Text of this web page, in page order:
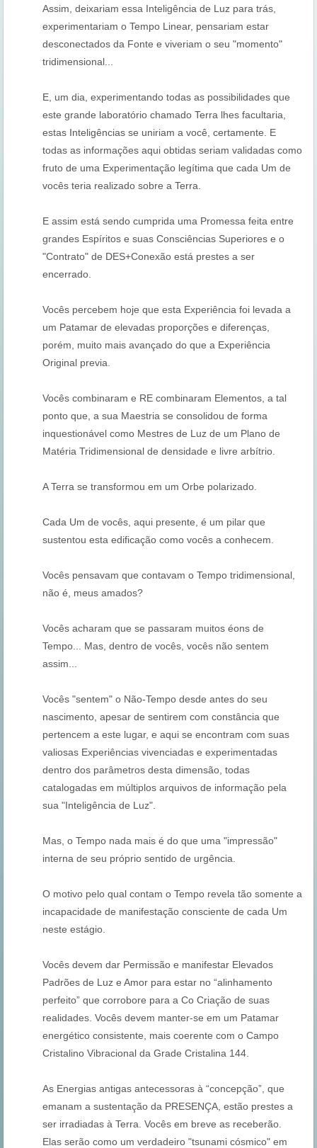
Assim, deixariam essa Inteligência de Luz para trás,
experimentariam o Tempo Linear, pensariam estar
desconectados da Fonte e viveriam o seu "momento"
tridimensional...
E, um dia, experimentando todas as possibilidades que
este grande laboratório chamado Terra lhes facultaria,
estas Inteligências se uniriam a você, certamente. E
todas as informações aqui obtidas seriam validadas como
fruto de uma Experimentação legítima que cada Um de
vocês teria realizado sobre a Terra.
E assim está sendo cumprida uma Promessa feita entre
grandes Espíritos e suas Consciências Superiores e o
"Contrato" de DES+Conexão está prestes a ser
encerrado.
Vocês percebem hoje que esta Experiência foi levada a
um Patamar de elevadas proporções e diferenças,
porém, muito mais avançado do que a Experiência
Original previa.
Vocês combinaram e RE combinaram Elementos, a tal
ponto que, a sua Maestria se consolidou de forma
inquestionável como Mestres de Luz de um Plano de
Matéria Tridimensional de densidade e livre arbítrio.
A Terra se transformou em um Orbe polarizado.
Cada Um de vocês, aqui presente, é um pilar que
sustentou esta edificação como vocês a conhecem.
Vocês pensavam que contavam o Tempo tridimensional,
não é, meus amados?
Vocês acharam que se passaram muitos éons de
Tempo... Mas, dentro de vocês, vocês não sentem
assim...
Vocês "sentem" o Não-Tempo desde antes do seu
nascimento, apesar de sentirem com constância que
pertencem a este lugar, e aqui se encontram com suas
valiosas Experiências vivenciadas e experimentadas
dentro dos parâmetros desta dimensão, todas
catalogadas em múltiplos arquivos de informação pela
sua "Inteligência de Luz".
Mas, o Tempo nada mais é do que uma "impressão"
interna de seu próprio sentido de urgência.
O motivo pelo qual contam o Tempo revela tão somente a
incapacidade de manifestação consciente de cada Um
neste estágio.
Vocês devem dar Permissão e manifestar Elevados
Padrões de Luz e Amor para estar no “alinhamento
perfeito” que corrobore para a Co Criação de suas
realidades. Vocês devem manter-se em um Patamar
energético consistente, mais coerente com o Campo
Cristalino Vibracional da Grade Cristalina 144.
As Energias antigas antecessoras à “concepção”, que
emanam a sustentação da PRESENÇA, estão prestes a
ser irradiadas à Terra. Vocês em breve as receberão.
Elas serão como um verdadeiro "tsunami cósmico" em